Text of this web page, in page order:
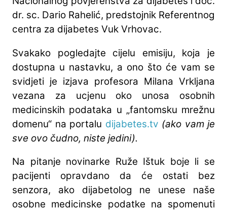
dr. sc. Dario Rahelić, predstojnik Referentnog
centra za dijabetes Vuk Vrhovac.
Svakako pogledajte cijelu emisiju, koja je
dostupna u nastavku, a ono što će vam se
svidjeti je izjava profesora Milana Vrkljana
vezana za ucjenu oko unosa osobnih
medicinskih podataka u „fantomsku mrežnu
domenu“ na portalu dijabetes.tv (ako vam je
sve ovo čudno, niste jedini).
Na pitanje novinarke Ruže Ištuk boje li se
pacijenti opravdano da će ostati bez
senzora, ako dijabetolog ne unese naše
osobne medicinske podatke na spomenuti